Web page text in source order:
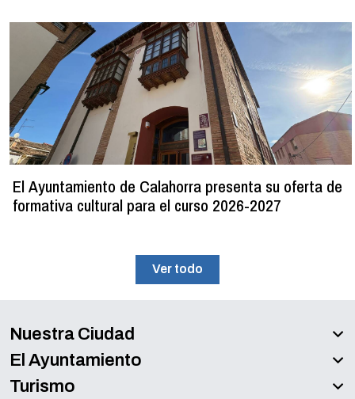
El Ayuntamiento de Calahorra presenta su oferta de
formativa cultural para el curso 2026-2027
Ver todo
Nuestra Ciudad
El Ayuntamiento
Turismo